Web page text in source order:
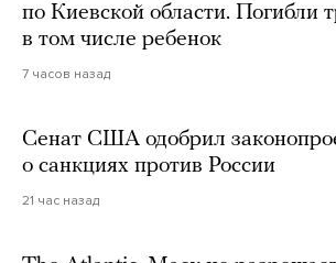
по Киевской области. Погибли
в том числе ребенок
7 часов назад
Сенат США одобрил
о санкциях против России
21 час назад